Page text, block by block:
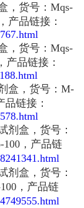
，货号：Mqs-
产品链接：
，货号：Mqs-
产品链接：
盒，货号：M-
品链接：
剂盒，货号：
100，产品链
剂盒，货号：
，产品链